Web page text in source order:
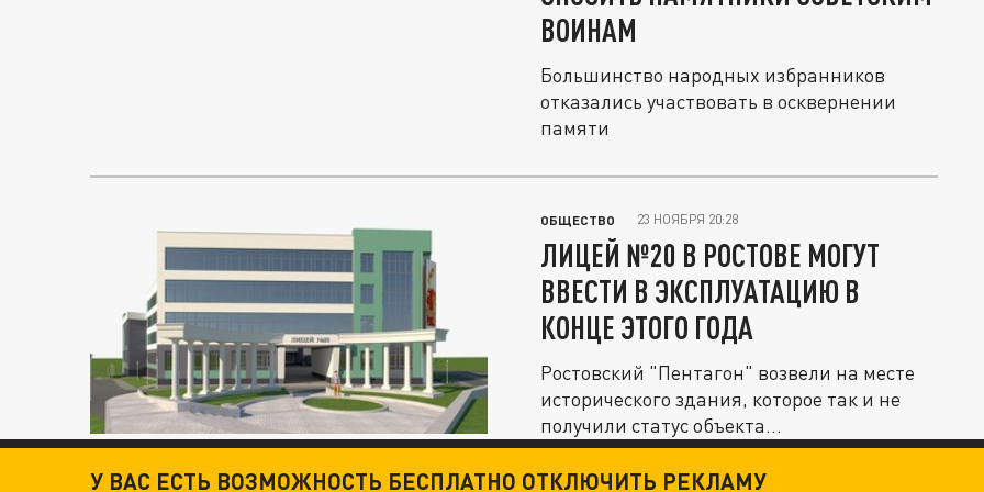
ВОИНАМ
Большинство народных избранников
отказались участвовать в осквернении
памяти
ОБЩЕСТВО 23 НОЯБРЯ 20:28
ЛИЦЕЙ №20 В РОСТОВЕ МОГУТ
ВВЕСТИ В ЭКСПЛУАТАЦИЮ В
КОНЦЕ ЭТОГО ГОДА
Ростовский "Пентагон" возвели на месте
исторического здания, которое так и не
получили статус объекта...
У ВАС ЕСТЬ ВОЗМОЖНОСТЬ БЕСПЛАТНО ОТКЛЮЧИТЬ РЕКЛАМУ